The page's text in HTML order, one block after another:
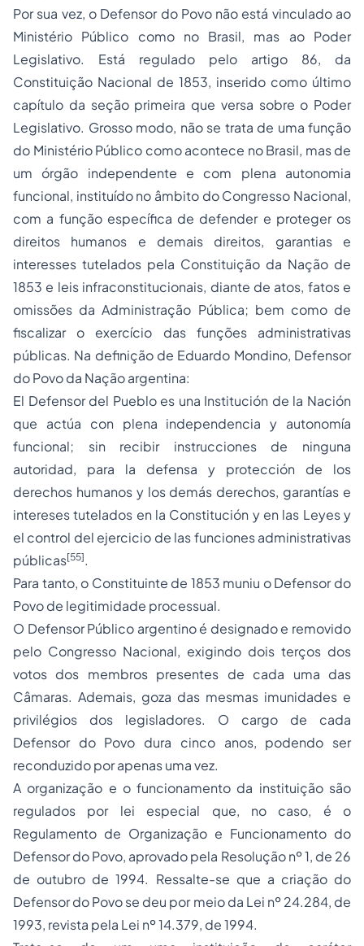
Por sua vez, o Defensor do Povo não está vinculado ao
Ministério Público como no Brasil, mas ao Poder
Legislativo. Está regulado pelo artigo 86, da
Constituição Nacional de 1853, inserido como último
capítulo da seção primeira que versa sobre o Poder
Legislativo. Grosso modo, não se trata de uma função
do Ministério Público como acontece no Brasil, mas de
um órgão independente e com plena autonomia
funcional, instituído no âmbito do Congresso Nacional,
com a função específica de defender e proteger os
direitos humanos e demais direitos, garantias e
interesses tutelados pela Constituição da Nação de
1853 e leis infraconstitucionais, diante de atos, fatos e
omissões da Administração Pública; bem como de
fiscalizar o exercício das funções administrativas
públicas. Na definição de Eduardo Mondino, Defensor
do Povo da Nação argentina:
El Defensor del Pueblo es una Institución de la Nación
que actúa con plena independencia y autonomía
funcional; sin recibir instrucciones de ninguna
autoridad, para la defensa y protección de los
derechos humanos y los demás derechos, garantías e
intereses tutelados en la Constitución y en las Leyes y
el control del ejercicio de las funciones administrativas
públicas[55].
Para tanto, o Constituinte de 1853 muniu o Defensor do
Povo de legitimidade processual.
O Defensor Público argentino é designado e removido
pelo Congresso Nacional, exigindo dois terços dos
votos dos membros presentes de cada uma das
Câmaras. Ademais, goza das mesmas imunidades e
privilégios dos legisladores. O cargo de cada
Defensor do Povo dura cinco anos, podendo ser
reconduzido por apenas uma vez.
A organização e o funcionamento da instituição são
regulados por lei especial que, no caso, é o
Regulamento de Organização e Funcionamento do
Defensor do Povo, aprovado pela Resolução nº 1, de 26
de outubro de 1994. Ressalte-se que a criação do
Defensor do Povo se deu por meio da Lei nº 24.284, de
1993, revista pela Lei nº 14.379, de 1994.